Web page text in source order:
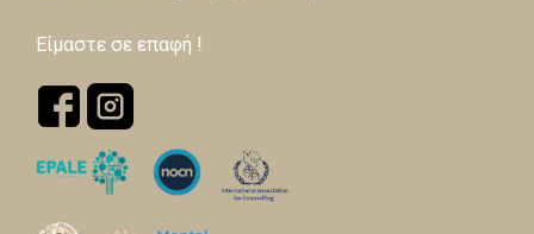
Είμαστε σε επαφή !